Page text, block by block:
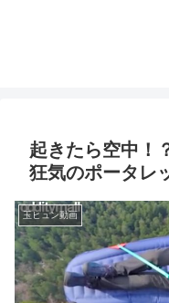
起きたら空中！
狂気のポータレ
玉ヒュン動画